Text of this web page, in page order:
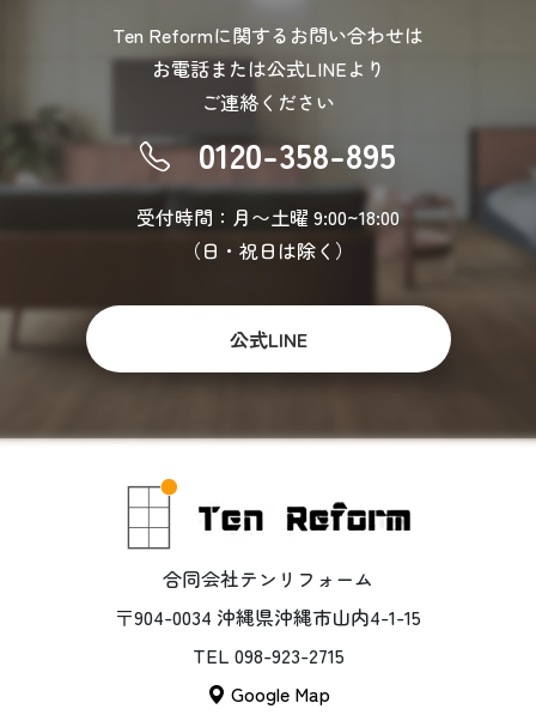
Ten Reformに関するお問い合わせは
お電話または公式LINEより
ご連絡ください
0120-358-895
受付時間：月〜土曜 9:00~18:00
（日・祝日は除く）
公式LINE
合同会社テンリフォーム
〒904-0034 沖縄県沖縄市山内4-1-15
TEL 098-923-2715
Google Map